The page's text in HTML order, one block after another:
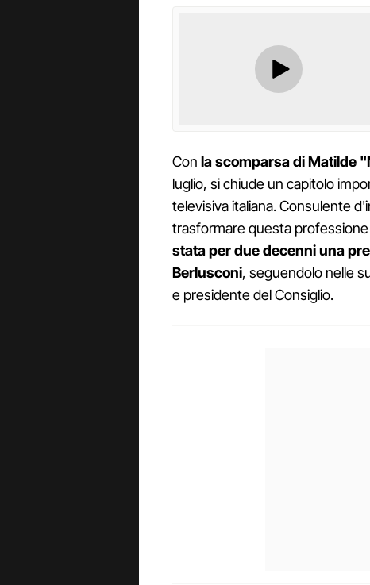
Con la scomparsa di Matilde
luglio, si chiude un capitolo
televisiva italiana. Consulente
trasformare questa
stata per due decenni una
Berlusconi, seguendolo nelle
e presidente del Consiglio.